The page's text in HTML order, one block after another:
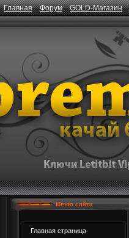
Главная Форум GOLD-Магазин
Меню сайта
Главная страница